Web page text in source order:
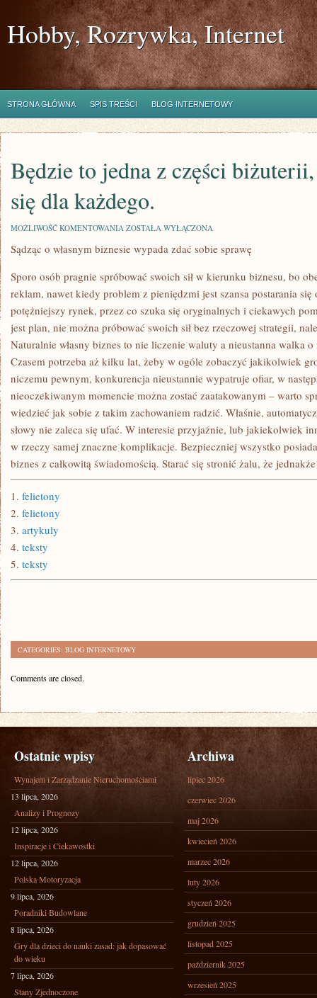
Hobby, Rozrywka, Internet
STRONA GŁÓWNA SPIS TREŚCI BLOG INTERNETOWY
Będzie to jedna z części
się dla każdego.
MOŻLIWOŚĆ KOMENTOWANIA BĘDZIE
JEDNA
BIŻUTERII,
KTÓRA
NADAJE
SIĘ
KAŻDEGO.
ZOSTAŁA WYŁĄCZONA
Sądząc o własnym biznesie wypada zdać sobie sprawę
Sporo osób pragnie spróbować swoich sił w kierunku biznesu, bo
reklam, nawet kiedy problem z pieniędzmi jest szansa postarania
potężniejszy rynek, przez co szuka się oryginalnych i ciekawych
jest plan, nie można próbować swoich sił bez rzeczowej strategii,
Naturalnie własny biznes to nie liczenie waluty a nieustanna walka
Czasem potrzeba aż kilku lat, żeby w ogóle zobaczyć jakikolwiek
niczemu pewnym, konkurencja nieustannie wypatruje ofiar, w
nieoczekiwanym momencie można zostać zaatakowanym – warto
wiedzieć jak sobie z takim zachowaniem radzić. Właśnie,
słowy nie zaleca się ufać. W interesie przyjaźnie, lub jakiekolwiek
w rzeczy samej znaczne komplikacje. Bezpieczniej wszystko
biznes z całkowitą świadomością. Starać się stronić żalu, że
1. felietony
2. felietony
3. artykuly
4. teksty
5. teksty
CATEGORIES: BLOG INTERNETOWY
Comments are closed.
Ostatnie wpisy
Wynajem i Zarządzanie Nieruchomościami
13 lipca, 2026
Analizy i Prognozy
12 lipca, 2026
Inspiracje i Ciekawostki
12 lipca, 2026
Polska Motoryzacja
9 lipca, 2026
Poradniki Budowlane
8 lipca, 2026
Gry dla dzieci do nauki zasad: jak dopasować
do wieku
7 lipca, 2026
Stany Zjednoczone
Archiwa
lipiec 2026
czerwiec 2026
maj 2026
kwiecień 2026
marzec 2026
luty 2026
styczeń 2026
grudzień 2025
listopad 2025
październik 2025
wrzesień 2025